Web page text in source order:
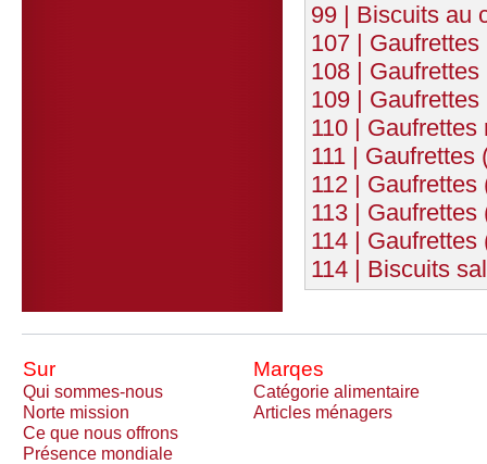
99 | Biscuits au
107 |
108 |
109 |
110 |
111 | Gaufrettes
112 | Gaufrettes
113 | Gaufrettes
114 |
114 | Biscuits
Sur Marqes
Qui sommes-nous
Catégorie alimentaire
Norte mission
Articles ménagers
Ce que nous offrons
Présence mondiale